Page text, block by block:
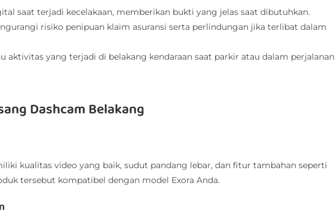
saat terjadi kecelakaan, memberikan bukti yang jelas saat dibutuhkan.
risiko penipuan klaim asuransi serta perlindungan jika terlibat dalam
aktivitas yang terjadi di belakang kendaraan saat parkir atau dalam perjalanan.
Dashcam Belakang
kualitas video yang baik, sudut pandang lebar, dan fitur tambahan seperti
tersebut kompatibel dengan model Exora Anda.